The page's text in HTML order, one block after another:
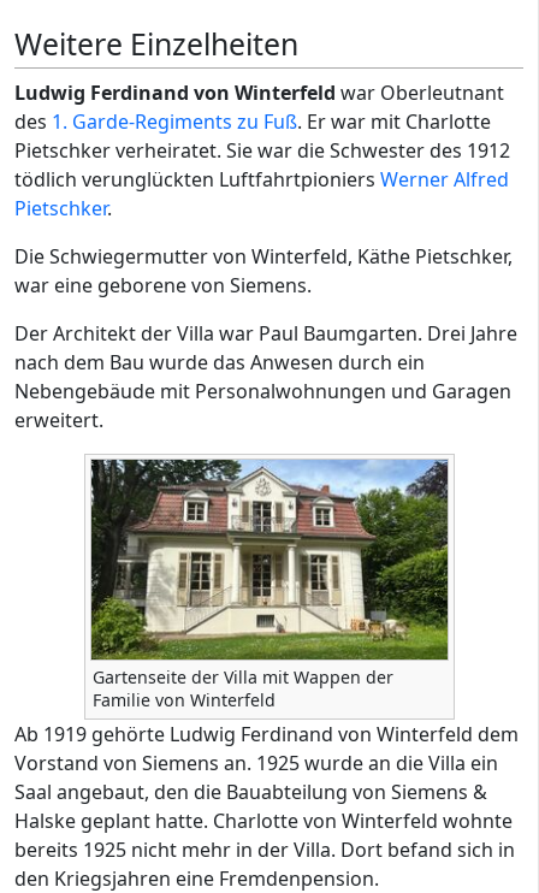
Weitere Einzelheiten
Ludwig Ferdinand von Winterfeld war Oberleutnant
des 1. Garde-Regiments zu Fuß. Er war mit Charlotte
Pietschker verheiratet. Sie war die Schwester des 1912
tödlich verunglückten Luftfahrtpioniers Werner Alfred
Pietschker.
Die Schwiegermutter von Winterfeld, Käthe Pietschker,
war eine geborene von Siemens.
Der Architekt der Villa war Paul Baumgarten. Drei Jahre
nach dem Bau wurde das Anwesen durch ein
Nebengebäude mit Personalwohnungen und Garagen
erweitert.
Gartenseite der Villa mit Wappen der
Familie von Winterfeld
Ab 1919 gehörte Ludwig Ferdinand von Winterfeld dem
Vorstand von Siemens an. 1925 wurde an die Villa ein
Saal angebaut, den die Bauabteilung von Siemens &
Halske geplant hatte. Charlotte von Winterfeld wohnte
bereits 1925 nicht mehr in der Villa. Dort befand sich in
den Kriegsjahren eine Fremdenpension.